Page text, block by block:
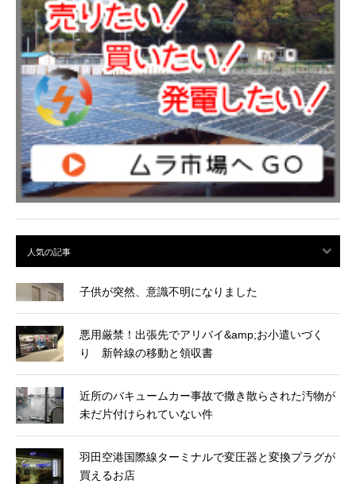
子供が突然、意識不明になりました
悪用厳禁！出張先でアリバイ&amp;お小遣いづく
り 新幹線の移動と領収書
近所のバキュームカー事故で撒き散らされた汚物が
未だ片付けられていない件
羽田空港国際線ターミナルで変圧器と変換プラグが
買えるお店